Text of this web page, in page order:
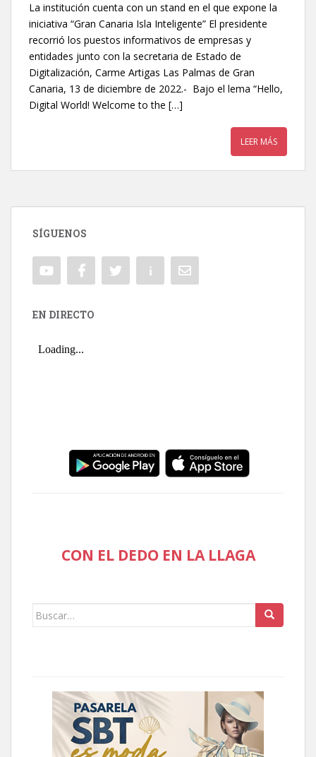
La institución cuenta con un stand en el que expone la
iniciativa “Gran Canaria Isla Inteligente” El presidente
recorrió los puestos informativos de empresas y
entidades junto con la secretaria de Estado de
Digitalización, Carme Artigas Las Palmas de Gran
Canaria, 13 de diciembre de 2022.- Bajo el lema “Hello,
Digital World! Welcome to the […]
LEER MÁS
SÍGUENOS
EN DIRECTO
CON EL DEDO EN LA LLAGA
Buscar: